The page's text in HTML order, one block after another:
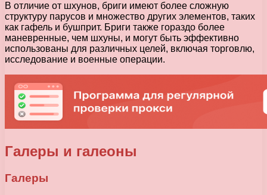
В отличие от шхунов, бриги имеют более сложную
структуру парусов и множество других элементов, таких
как гафель и бушприт. Бриги также гораздо более
маневренные, чем шхуны, и могут быть эффективно
использованы для различных целей, включая торговлю,
исследование и военные операции.
Галеры и галеоны
Галеры